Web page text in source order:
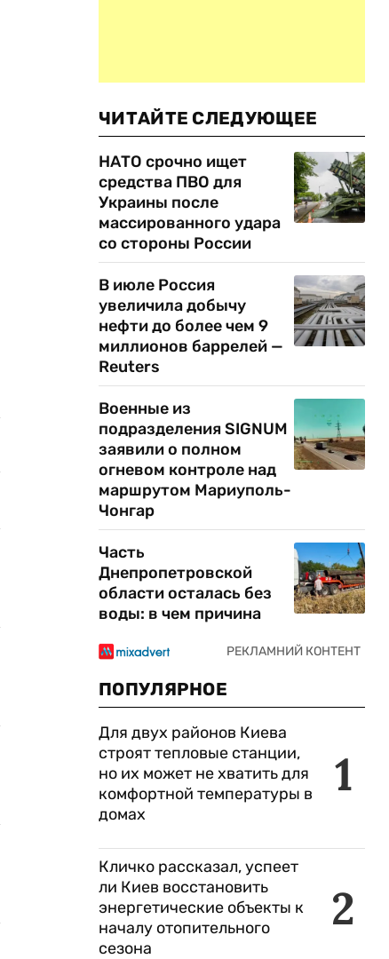
ЧИТАЙТЕ СЛЕДУЮЩЕЕ
НАТО срочно ищет
средства ПВО для
Украины после
массированного удара
со стороны России
В июле Россия
увеличила добычу
нефти до более чем 9
миллионов баррелей —
Reuters
Военные из
подразделения SIGNUM
заявили о полном
огневом контроле над
маршрутом Мариуполь-
Чонгар
Часть
Днепропетровской
области осталась без
воды: в чем причина
ПОПУЛЯРНОЕ
1
Для двух районов Киева
строят тепловые станции,
но их может не хватить для
комфортной температуры в
домах
2
Кличко рассказал, успеет
ли Киев восстановить
энергетические объекты к
началу отопительного
сезона